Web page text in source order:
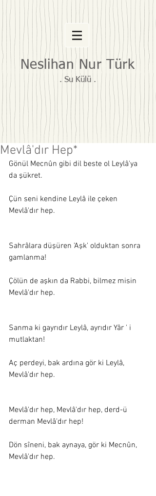
Neslihan Nur Türk
. Su Külü .
Mevlâ'dır Hep*
Gönül Mecnûn gibi dil beste ol Leylâ'ya
da şükret.
Çün seni kendine Leylâ ile çeken
Mevlâ'dır hep.
Sahrâlara düşüren 'Aşk' olduktan sonra
gamlanma!
Çölün de aşkın da Rabbi, bilmez misin
Mevlâ'dır hep.
Sanma ki gayrıdır Leylâ, ayrıdır Yâr ' i
mutlaktan!
Aç perdeyi, bak ardına gör ki Leylâ,
Mevlâ'dır hep.
Mevlâ'dır hep, Mevlâ'dır hep, derd-ü
derman Mevlâ'dır hep!
Dön sîneni, bak aynaya, gör ki Mecnûn,
Mevlâ'dır hep.